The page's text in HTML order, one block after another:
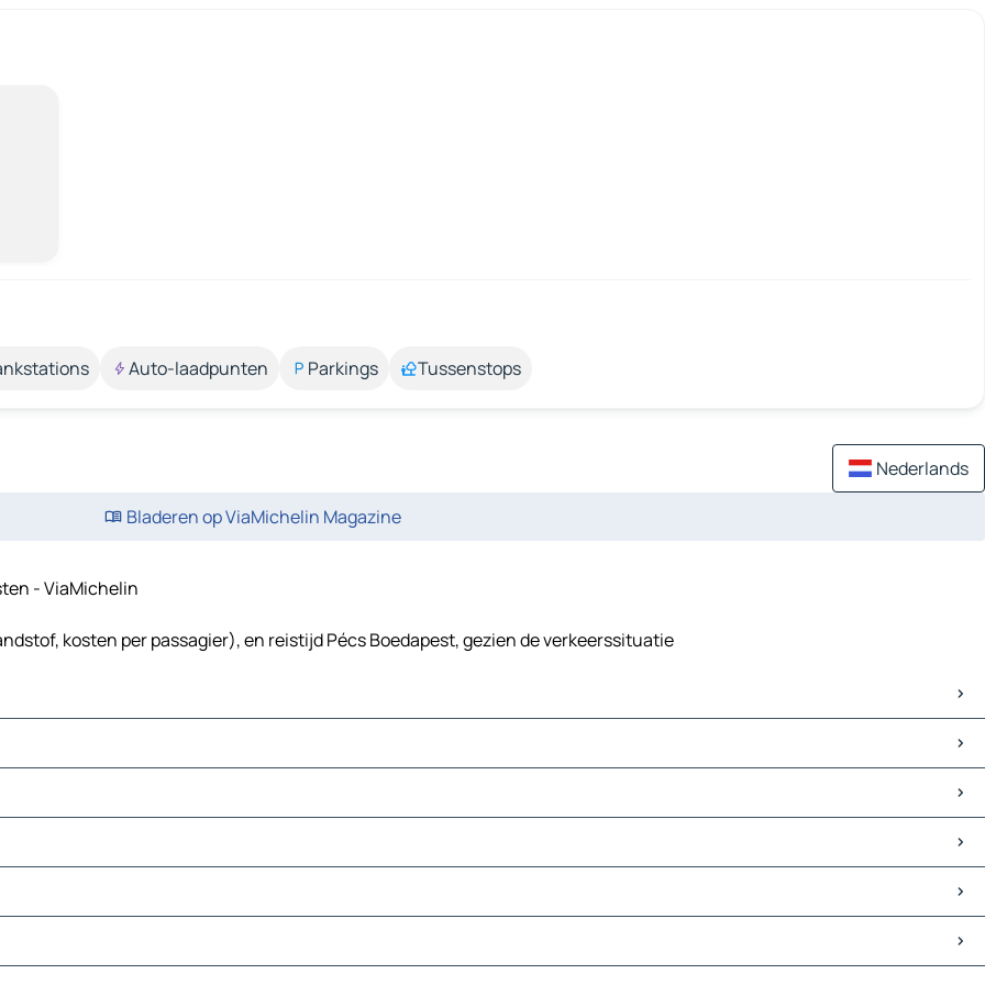
Auto-laadpunten Parkings Tussenstops
Nederlands
Bladeren op ViaMichelin Magazine
- ViaMichelin
kosten per passagier), en reistijd Pécs Boedapest, gezien de verkeerssituatie